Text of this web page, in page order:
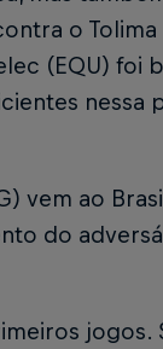
o Tolima
(EQU) foi
nessa
vem ao
do
jogos.